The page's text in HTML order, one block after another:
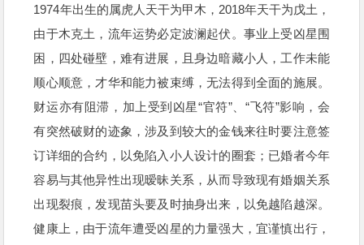
1974年出生的属虎人天干为甲木，2018年天干为戊土，
由于木克土，流年运势必定波澜起伏。事业上受凶星围
困，四处碰壁，难有进展，且身边暗藏小人，工作未能
顺心顺意，才华和能力被束缚，无法得到全面的施展。
财运亦有阻滞，加上受到凶星“官符”、“飞符”影响，会
有突然破财的迹象，涉及到较大的金钱来往时要注意签
订详细的合约，以免陷入小人设计的圈套；已婚者今年
容易与其他异性出现暧昧关系，从而导致现有婚姻关系
出现裂痕，发现苗头要及时抽身出来，以免越陷越深。
健康上，由于流年遭受凶星的力量强大，宜谨慎出行，